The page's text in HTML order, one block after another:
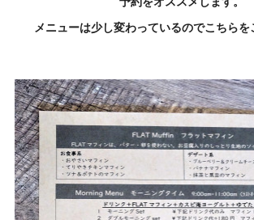
メニューは少し変わっているのでこちら